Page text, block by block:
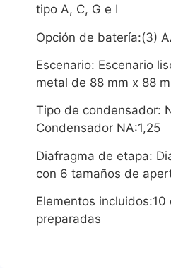
tipo A, C, G e I
Opción de batería:(3)
Escenario: Escenario
metal de 88 mm x 88
Tipo de condensador:
Condensador NA:1,25
Diafragma de etapa:
con 6 tamaños de
Elementos incluidos:10
preparadas